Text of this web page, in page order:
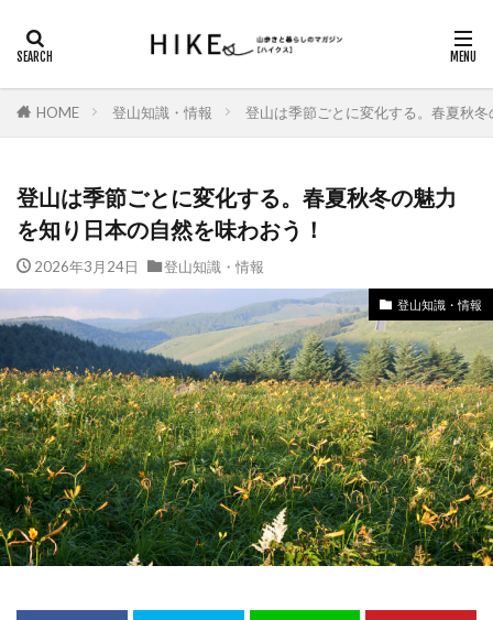
HOME 登山知識・情報 登山は季節ごとに変化する。春夏秋
登山は季節ごとに変化する。春夏秋冬の魅力
を知り日本の自然を味わおう！
2026年3月24日 登山知識・情報
登山知識・情報
カテゴリー
DAYキャンプ ガスバーナー
シダンゴ山
にっぽん里山紀行
ハイキング
三重県の山歩き
丹沢山地
信州百名山
八ヶ岳
北アルプス
北アルプス南部
南アルプス
南八ヶ岳
埼玉県の山歩き
塔ノ岳
夏山登山 奈良県の山歩き
奥多摩
奥武蔵
山小屋
山梨県の山歩き
島根県の山歩き
御前山
御岳山
新・花の百名山
新日本百名山
日本の山
日本三大岩場
日本二百名山
日本夜景100選
東京都の山歩き
栃木県の山歩き
棒ノ折山